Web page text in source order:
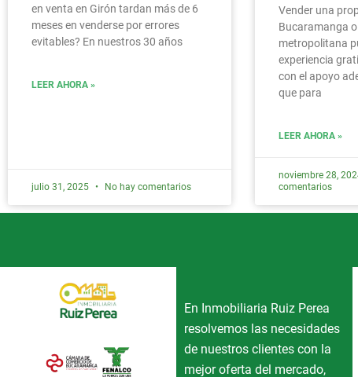
en venta en Girón tardan más de 6
meses en venderse por errores
evitables? En nuestros 30 años
LEER AHORA »
julio 31, 2025 No hay comentarios
Vender una
Bucaramanga o
metropolitana
experiencia
con el apoyo
que para
LEER AHORA »
noviembre 28,
comentarios
En Inmobiliaria Ruiz Perea
resolvemos las necesidades
de nuestros clientes con la
mejor oferta del mercado,